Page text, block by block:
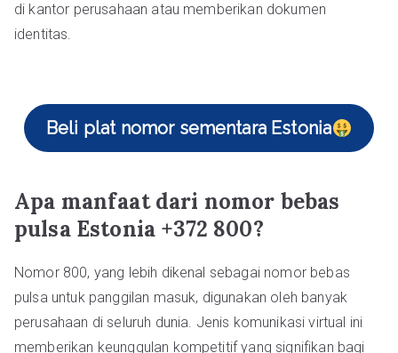
di kantor perusahaan atau memberikan dokumen
identitas.
Beli plat nomor sementara Estonia
Apa manfaat dari nomor bebas
pulsa Estonia +372 800?
Nomor 800, yang lebih dikenal sebagai nomor bebas
pulsa untuk panggilan masuk, digunakan oleh banyak
perusahaan di seluruh dunia. Jenis komunikasi virtual ini
memberikan keunggulan kompetitif yang signifikan bagi